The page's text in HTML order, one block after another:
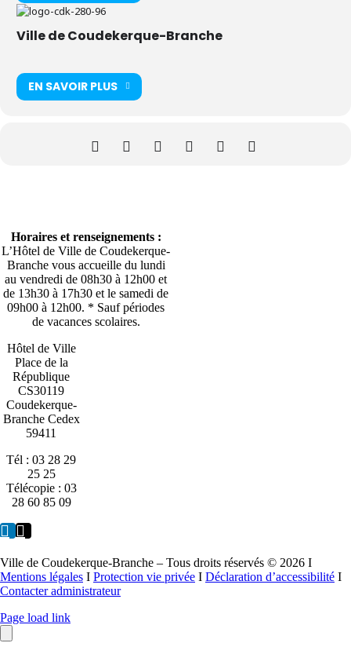
Ville de Coudekerque-Branche
EN SAVOIR PLUS
Horaires et renseignements :
L’Hôtel de Ville de Coudekerque-
Branche vous accueille du lundi
au vendredi de 08h30 à 12h00 et
de 13h30 à 17h30 et le samedi de
09h00 à 12h00. * Sauf périodes
de vacances scolaires.
Hôtel de Ville
Place de la
République
CS30119
Coudekerque-
Branche Cedex
59411
Tél : 03 28 29
25 25
Télécopie : 03
28 60 85 09
Ville de Coudekerque-Branche – Tous droits réservés © 2026 I
Mentions légales I Protection vie privée I Déclaration d’accessibilité I
Contacter administrateur
Page load link